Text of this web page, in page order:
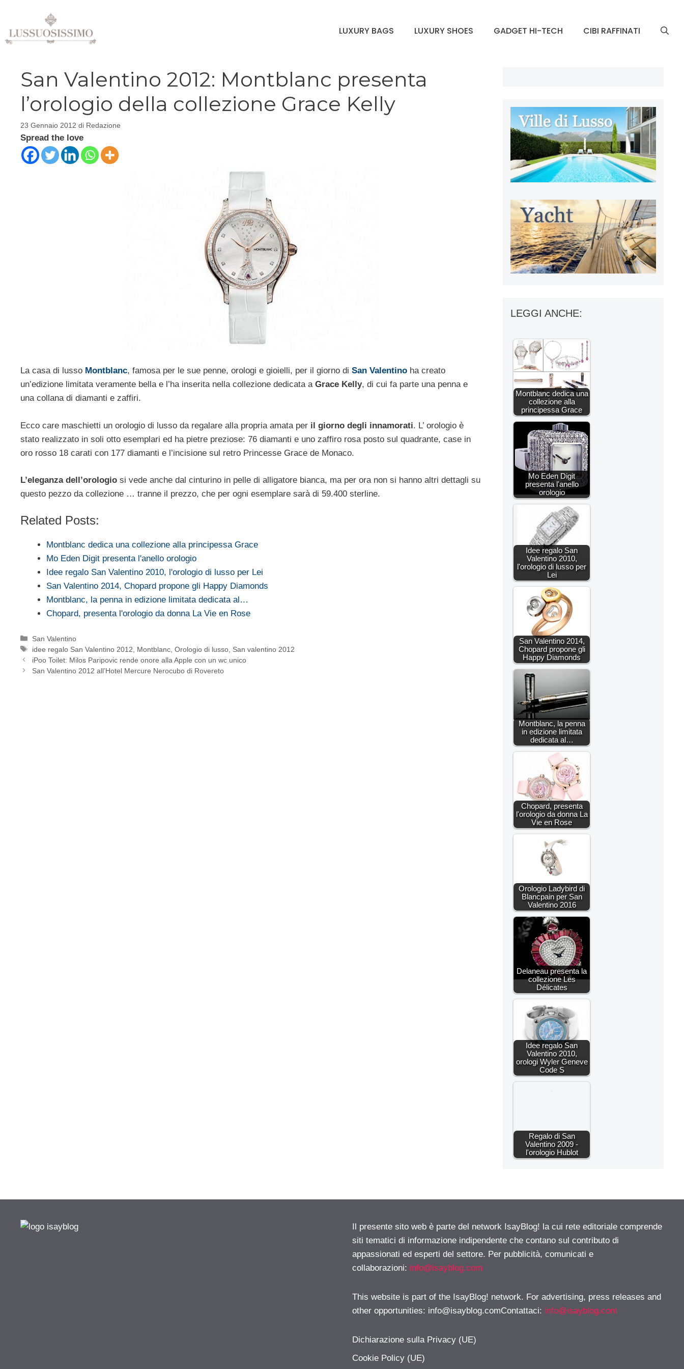
contenuto
LUXURY BAGS LUXURY SHOES GADGET HI-TECH CIBI RAFFINATI
San Valentino 2012: Montblanc presenta
l’orologio della collezione Grace Kelly
23 Gennaio 2012 di Redazione
Spread the love
La casa di lusso Montblanc, famosa per le sue penne, orologi e gioielli, per il giorno di San Valentino ha creato
un’edizione limitata veramente bella e l’ha inserita nella collezione dedicata a Grace Kelly, di cui fa parte una penna e
una collana di diamanti e zaffiri.
Ecco care maschietti un orologio di lusso da regalare alla propria amata per il giorno degli innamorati. L’ orologio è
stato realizzato in soli otto esemplari ed ha pietre preziose: 76 diamanti e uno zaffiro rosa posto sul quadrante, case in
oro rosso 18 carati con 177 diamanti e l’incisione sul retro Princesse Grace de Monaco.
L’eleganza dell’orologio si vede anche dal cinturino in pelle di alligatore bianca, ma per ora non si hanno altri dettagli su
questo pezzo da collezione … tranne il prezzo, che per ogni esemplare sarà di 59.400 sterline.
Related Posts:
Montblanc dedica una collezione alla principessa Grace
Mo Eden Digit presenta l'anello orologio
Idee regalo San Valentino 2010, l'orologio di lusso per Lei
San Valentino 2014, Chopard propone gli Happy Diamonds
Montblanc, la penna in edizione limitata dedicata al…
Chopard, presenta l'orologio da donna La Vie en Rose
Categorie
San Valentino
Tag
idee regalo San Valentino 2012 Montblanc ,Orologio di lusso San valentino 2012
iPoo Toilet: Milos Paripovic rende onore alla Apple con un wc unico
San Valentino 2012 all’Hotel Mercure Nerocubo di Rovereto
LEGGI ANCHE:
Montblanc dedica una
collezione alla
principessa Grace
Mo Eden Digit
presenta l'anello
orologio
Idee regalo San
Valentino 2010,
l'orologio di lusso per
Lei
San Valentino 2014,
Chopard propone gli
Happy Diamonds
Montblanc, la penna
in edizione limitata
dedicata al…
Chopard, presenta
l'orologio da donna La
Vie en Rose
Orologio Ladybird di
Blancpain per San
Valentino 2016
Delaneau presenta la
collezione Les
Délicates
Idee regalo San
Valentino 2010,
orologi Wyler Geneve
Code S
Regalo di San
Valentino 2009 -
l'orologio Hublot
Il presente sito web è parte del network IsayBlog! la cui rete editoriale comprende
siti tematici di informazione indipendente che contano sul contributo di
appassionati ed esperti del settore. Per pubblicità, comunicati e
collaborazioni: info@isayblog.com
This website is part of the IsayBlog! network. For advertising, press releases and
other opportunities: info@isayblog.comContattaci: info@isayblog.com
Dichiarazione sulla Privacy (UE)
Cookie Policy (UE)